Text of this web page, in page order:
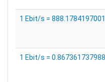
1 Ebit/s =
1 Ebit/s =